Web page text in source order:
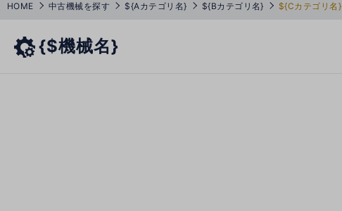
HOME 中古機械を探す ${Aカテゴリ名} ${Bカテゴリ名} ${Cカテゴリ名}
{$機械名}